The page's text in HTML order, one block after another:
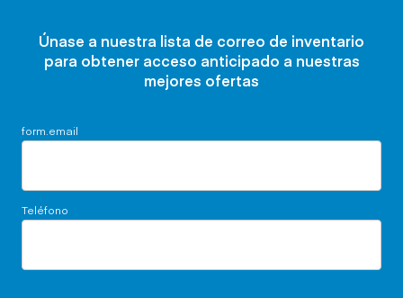
Únase a nuestra lista de correo de inventario
para obtener acceso anticipado a nuestras
mejores ofertas
form.email
Teléfono